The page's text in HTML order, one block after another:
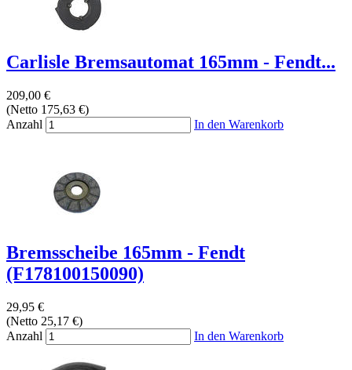
Carlisle Bremsautomat 165mm - Fendt...
209,00 €
(Netto 175,63 €)
Anzahl
In den Warenkorb
Bremsscheibe 165mm - Fendt
(F178100150090)
29,95 €
(Netto 25,17 €)
Anzahl
In den Warenkorb